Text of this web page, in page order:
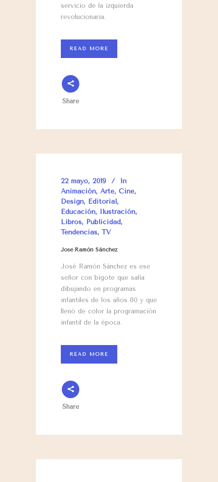
servicio de la izquierda
revolucionaria.
READ MORE
Share
22 mayo, 2019
In
Animación, Arte, Cine,
Design, Editorial,
Educación, Ilustración,
Libros, Publicidad,
Tendencias, TV
José Ramón Sánchez
José Ramón Sánchez es ese
señor con bigote que salía
dibujando en programas
infantiles de los años 80 y que
llenó de color la programación
infantil de la época.
READ MORE
Share